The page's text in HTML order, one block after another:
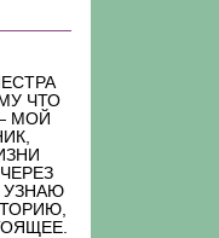
ЧТО
МОЙ
УЗНАЮ